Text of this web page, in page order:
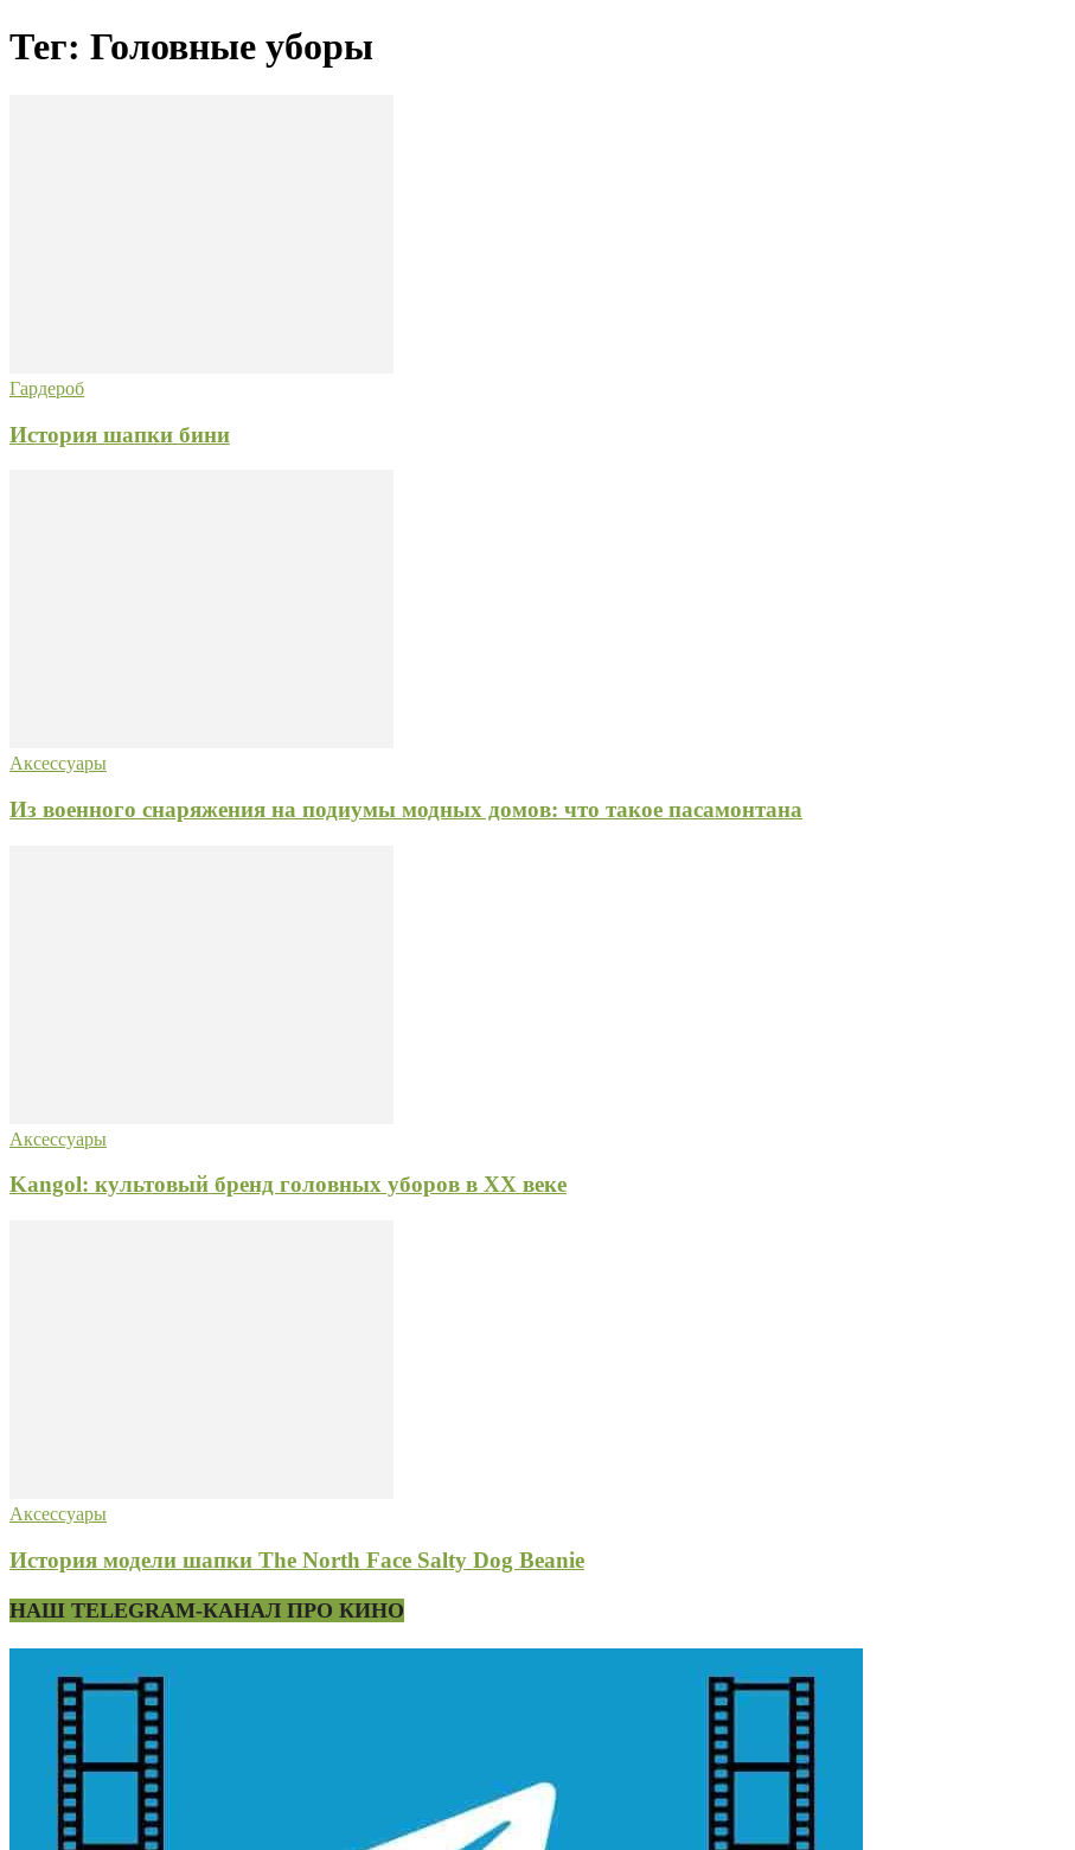
Тег: Головные уборы
Гардероб
История шапки бини
Аксессуары
Из военного снаряжения на подиумы модных домов: что такое пасамонтана
Аксессуары
Kangol: культовый бренд головных уборов в ХХ веке
Аксессуары
История модели шапки The North Face Salty Dog Beanie
НАШ TELEGRAM-КАНАЛ ПРО КИНО